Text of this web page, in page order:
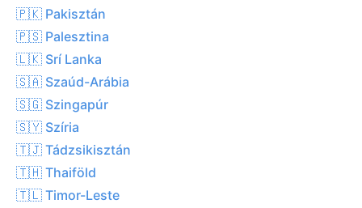
🇵🇰 Pakisztán
🇵🇸 Palesztina
🇱🇰 Srí Lanka
🇸🇦 Szaúd-Arábia
🇸🇬 Szingapúr
🇸🇾 Szíria
🇹🇯 Tádzsikisztán
🇹🇭 Thaiföld
🇹🇱 Timor-Leste